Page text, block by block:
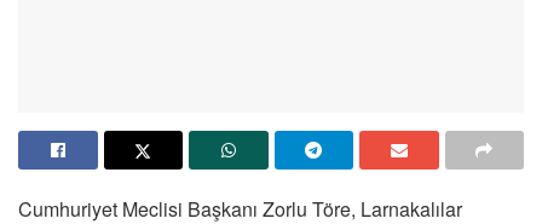
Cumhuriyet Meclisi Başkanı Zorlu Töre, Larnakalılar